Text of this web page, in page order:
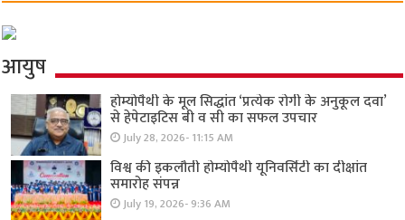
आयुष
होम्योपैथी के मूल सिद्धांत ‘प्रत्येक रोगी केे अनुकूल दवा’
से हेपेटाइटिस बी व सी का सफल उपचार
July 28, 2026- 11:15 AM
विश्व की इकलौती होम्योपैथी यूनिवर्सिटी का दीक्षांत
समारोह संपन्न
July 19, 2026- 9:36 AM